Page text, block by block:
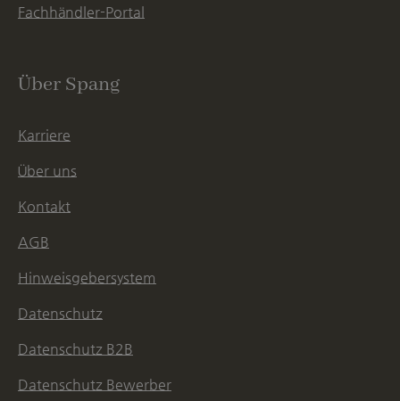
Fachhändler-Portal
Über Spang
Karriere
Über uns
Kontakt
AGB
Hinweisgebersystem
Datenschutz
Datenschutz B2B
Datenschutz Bewerber